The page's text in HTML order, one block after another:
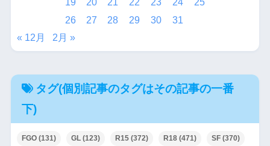
19 20 21 22 23 24
25
26
27 28 29 30
31
« 12月
2月 »
タグ(個別記事のタグはその記事の一番
下)
FGO(131) GL(123) R15(372) R18(471) SF(370)